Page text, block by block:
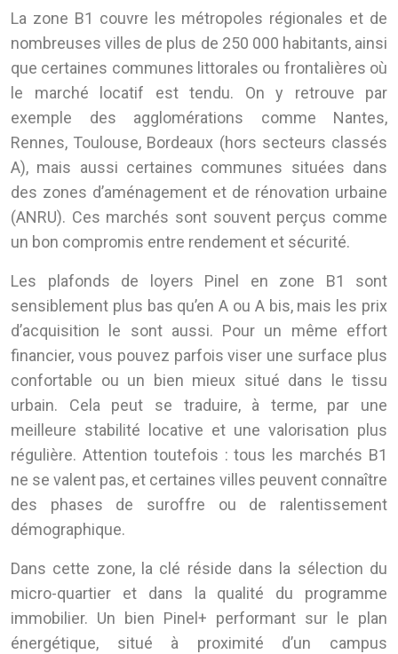
La zone B1 couvre les métropoles régionales et de
nombreuses villes de plus de 250 000 habitants, ainsi
que certaines communes littorales ou frontalières où
le marché locatif est tendu. On y retrouve par
exemple des agglomérations comme Nantes,
Rennes, Toulouse, Bordeaux (hors secteurs classés
A), mais aussi certaines communes situées dans
des zones d’aménagement et de rénovation urbaine
(ANRU). Ces marchés sont souvent perçus comme
un bon compromis entre rendement et sécurité.
Les plafonds de loyers Pinel en zone B1 sont
sensiblement plus bas qu’en A ou A bis, mais les prix
d’acquisition le sont aussi. Pour un même effort
financier, vous pouvez parfois viser une surface plus
confortable ou un bien mieux situé dans le tissu
urbain. Cela peut se traduire, à terme, par une
meilleure stabilité locative et une valorisation plus
régulière. Attention toutefois : tous les marchés B1
ne se valent pas, et certaines villes peuvent connaître
des phases de suroffre ou de ralentissement
démographique.
Dans cette zone, la clé réside dans la sélection du
micro-quartier et dans la qualité du programme
immobilier. Un bien Pinel+ performant sur le plan
énergétique, situé à proximité d’un campus